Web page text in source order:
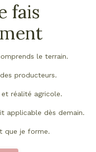
fais
le terrain.
producteurs.
réalité agricole.
applicable dès demain.
que je forme.